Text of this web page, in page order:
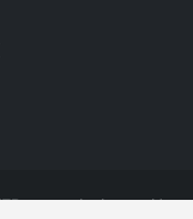
a.s.a dodavatelé